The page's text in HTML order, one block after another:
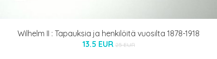
Wilhelm II : Tapauksia ja henkilöitä vuosilta 1878-1918
13.5 EUR 25 EUR